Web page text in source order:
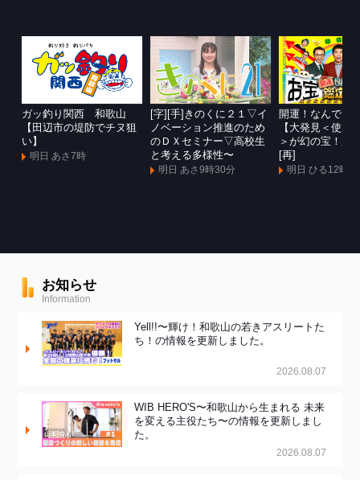
ガッ釣り関西 和歌山
【田辺市の堤防でチヌ狙
い】
明日 あさ7時
[字][手]きのくに２１▽イ
ノベーション推進のため
のＤＸセミナー▽高校生
と考える多様性〜
明日 あさ9時30分
開運！なんで
【大発見＜使用
＞が幻の宝！超
[再]
明日 ひる12時
お知らせ
Information
Yell!!〜輝け！和歌山の若きアスリートた
ち！の情報を更新しました。
2026.08.07
WIB HERO'S〜和歌山から生まれる 未来
を変える主役たち〜の情報を更新しまし
た。
2026.08.07